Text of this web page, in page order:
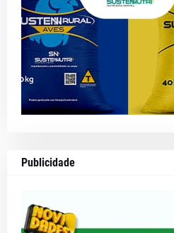
Publicidade